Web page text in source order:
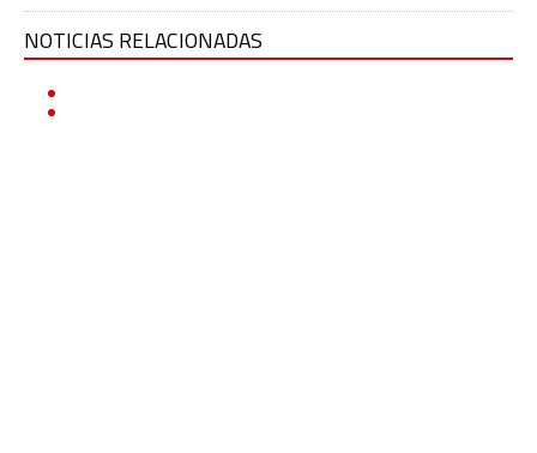
NOTICIAS RELACIONADAS